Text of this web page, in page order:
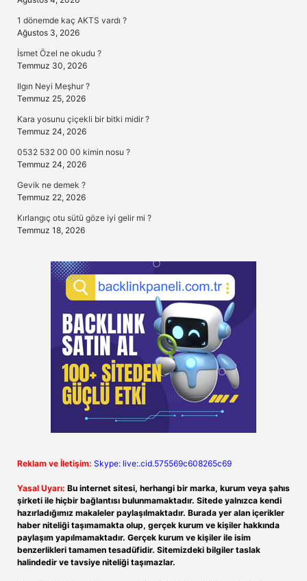
1 dönemde kaç AKTS vardı ?
Ağustos 3, 2026
İsmet Özel ne okudu ?
Temmuz 30, 2026
Ilgın Neyi Meşhur ?
Temmuz 25, 2026
Kara yosunu çiçekli bir bitki midir ?
Temmuz 24, 2026
0532 532 00 00 kimin nosu ?
Temmuz 24, 2026
Gevik ne demek ?
Temmuz 22, 2026
Kırlangıç otu sütü göze iyi gelir mi ?
Temmuz 18, 2026
Reklam ve İletişim: Skype: live:.cid.575569c608265c69
Yasal Uyarı: Bu internet sitesi, herhangi bir marka, kurum veya şahıs
şirketi ile hiçbir bağlantısı bulunmamaktadır. Sitede yalnızca kendi
hazırladığımız makaleler paylaşılmaktadır. Burada yer alan içerikler
haber niteliği taşımamakta olup, gerçek kurum ve kişiler hakkında
paylaşım yapılmamaktadır. Gerçek kurum ve kişiler ile isim
benzerlikleri tamamen tesadüfidir. Sitemizdeki bilgiler taslak
halindedir ve tavsiye niteliği taşımazlar.